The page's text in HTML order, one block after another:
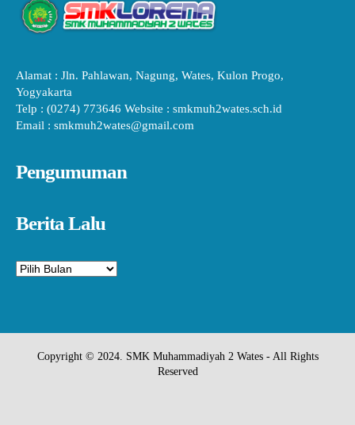
Alamat : Jln. Pahlawan, Nagung, Wates, Kulon Progo,
Yogyakarta
Telp : (0274) 773646 Website : smkmuh2wates.sch.id
Email : smkmuh2wates@gmail.com
Pengumuman
Berita Lalu
Arsip
Copyright © 2024. SMK Muhammadiyah 2 Wates - All Rights
Reserved